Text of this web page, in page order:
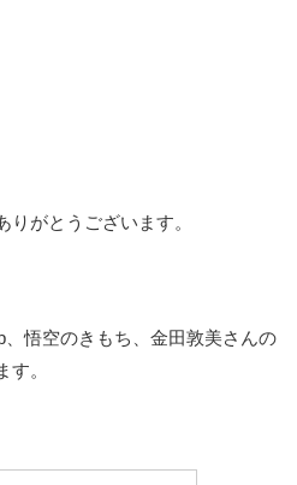
がとうございます。
悟空のきもち、金田敦美さんの
。